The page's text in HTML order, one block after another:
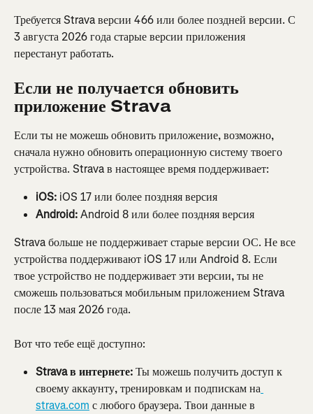
Требуется Strava версии 466 или более поздней версии. С
3 августа 2026 года старые версии приложения
перестанут работать.
Если не получается обновить
приложение Strava
Если ты не можешь обновить приложение, возможно,
сначала нужно обновить операционную систему твоего
устройства. Strava в настоящее время поддерживает:
iOS: iOS 17 или более поздняя версия
Android: Android 8 или более поздняя версия
Strava больше не поддерживает старые версии ОС. Не все
устройства поддерживают iOS 17 или Android 8. Если
твое устройство не поддерживает эти версии, ты не
сможешь пользоваться мобильным приложением Strava
после 13 мая 2026 года.
Вот что тебе ещё доступно:
Strava в интернете: Ты можешь получить доступ к
своему аккаунту, тренировкам и подпискам на
strava.com с любого браузера. Твои данные в